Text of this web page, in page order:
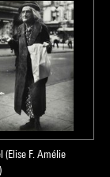
(Elise F. Amélie